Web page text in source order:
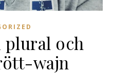
plural och
wajn